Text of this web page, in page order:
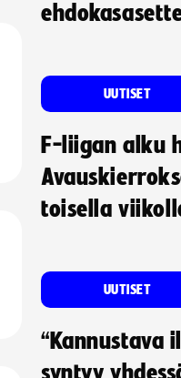
UUTISET
F-liigan alku
toisella
UUTISET
“Kannustava